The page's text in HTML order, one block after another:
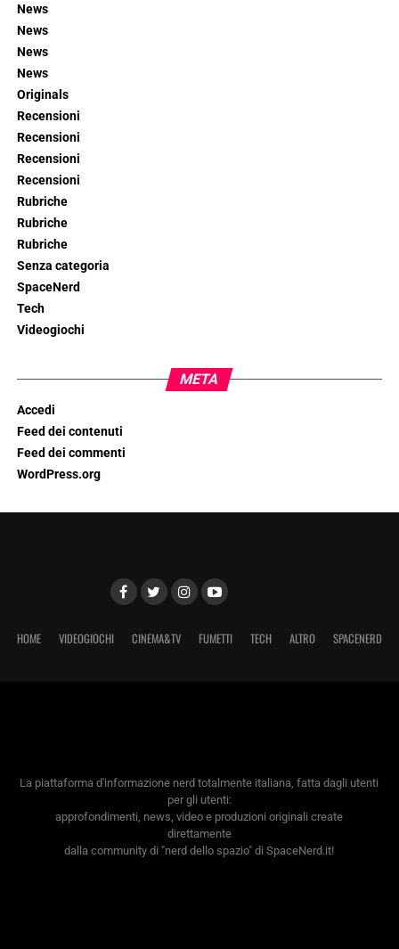
News
News
News
News
Originals
Recensioni
Recensioni
Recensioni
Recensioni
Rubriche
Rubriche
Rubriche
Senza categoria
SpaceNerd
Tech
Videogiochi
META
Accedi
Feed dei contenuti
Feed dei commenti
WordPress.org
HOME VIDEOGIOCHI CINEMA&TV FUMETTI TECH ALTRO SPACENERD
La piattaforma d'informazione nerd totalmente italiana, fatta dagli utenti
per gli utenti:
approfondimenti, news, video e produzioni originali create
direttamente
dalla community di "nerd dello spazio" di SpaceNerd.it!